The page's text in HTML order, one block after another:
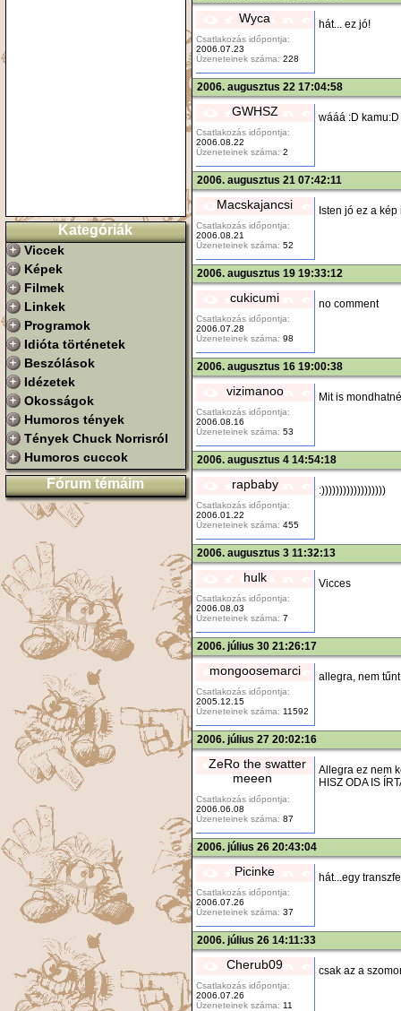
Kategóriák
Viccek
Képek
Filmek
Linkek
Programok
Idióta történetek
Beszólások
Idézetek
Okosságok
Humoros tények
Tények Chuck Norrisról
Humoros cuccok
Fórum témáim
Wyca
Csatlakozás időpontja:
2006.07.23
Üzeneteinek száma: 228
hát... ez jó!
2006. augusztus 22 17:04:58
GWHSZ
Csatlakozás időpontja:
2006.08.22
Üzeneteinek száma: 2
wááá :D kamu:D
2006. augusztus 21 07:42:11
Macskajancsi
Csatlakozás időpontja:
2006.08.21
Üzeneteinek száma: 52
Isten jó ez a kép
2006. augusztus 19 19:33:12
cukicumi
Csatlakozás időpontja:
2006.07.28
Üzeneteinek száma: 98
no comment
2006. augusztus 16 19:00:38
vizimanoo
Csatlakozás időpontja:
2006.08.16
Üzeneteinek száma: 53
Mit is
2006. augusztus 4 14:54:18
rapbaby
Csatlakozás időpontja:
2006.01.22
Üzeneteinek száma: 455
:))))))))))))))))))
2006. augusztus 3 11:32:13
hulk
Csatlakozás időpontja:
2006.08.03
Üzeneteinek száma: 7
Vicces
2006. július 30 21:26:17
mongoosemarci
Csatlakozás időpontja:
2005.12.15
Üzeneteinek száma: 11592
allegra, nem
2006. július 27 20:02:16
ZeRo the swatter
meeen
Csatlakozás időpontja:
2006.06.08
Üzeneteinek száma: 87
Allegra ez nem
HISZ ODA IS
2006. július 26 20:43:04
Picinke
Csatlakozás időpontja:
2006.07.26
Üzeneteinek száma: 37
hát...egy
2006. július 26 14:11:33
Cherub09
Csatlakozás időpontja:
2006.07.26
Üzeneteinek száma: 11
csak az a